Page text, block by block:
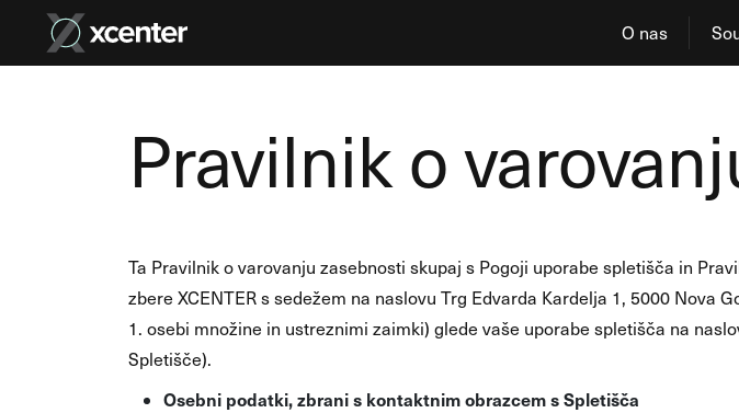
O nas
Pravilnik o
Ta Pravilnik o varovanju zasebnosti skupaj s Pogoji uporabe spletišča in
zbere XCENTER s sedežem na naslovu Trg Edvarda Kardelja 1, 5000 Nova
1. osebi množine in ustreznimi zaimki) glede vaše uporabe spletišča na
Spletišče).
Osebni podatki, zbrani s kontaktnim obrazcem s Spletišča